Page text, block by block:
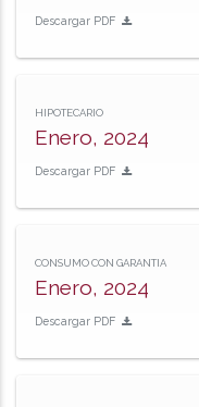
Descargar PDF
HIPOTECARIO
Enero, 2024
Descargar PDF
CONSUMO CON GARANTIA
Enero, 2024
Descargar PDF